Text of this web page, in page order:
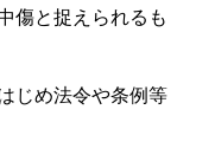
傷と捉えられるも
じめ法令や条例等